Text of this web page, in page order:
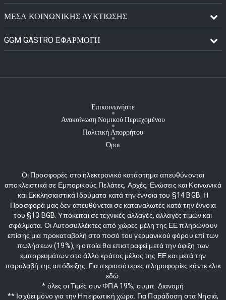
ΜΈΣΑ ΚΟΙΝΩΝΙΚΉΣ ΔΥΚΤΊΩΣΗΣ
GGM GASTRO ΕΦΑΡΜΟΓΉ
Επικοινωνήστε
Ανακοίνωση Νομικού Περιεχομένου
Πολιτική Απορρήτου
Όροι
Οι Προσφορές στο ηλεκτρονικό κατάστημα απευθύνονται
αποκλειστικά σε Εμπορικούς Πελάτες, Αρχές, Ενώσεις και Κοινωνικά
και Εκκλησιαστικά Ιδρύματα κατά την έννοια του §14 BGB. Η
Προσφορά μας δεν απευθύνεται σε καταναλωτές κατά την έννοια
του §13 BGB. Υπόκειται σε τεχνικές αλλαγές, αλλαγές τιμών και
σφάλματα. Οι Αυτοσυλλέκτες από χώρες μέλη της ΕΕ πληρώνουν
επίσης μια προκαταβολή στο ποσό του γερμανικού φόρου επί των
πωλήσεων (19%), η οποία θα επιστραφεί μετά την άφιξη των
εμπορευμάτων στο άλλο κράτος μέλος της ΕΕ και μετά την
παραλαβή της απόδειξης. Για περισσότερες πληροφορίες κάντε κλικ
εδώ.
* όλες οι Τιμές συν ΦΠΑ 19%, συμπ. Διανομή
** Ισχύει μόνο για την Ηπειρωτική χώρα. Για Παράδοση στα Νησιά,